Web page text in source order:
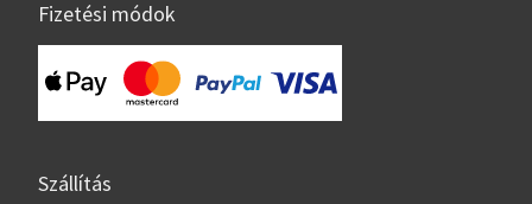
Fizetési módok
Szállítás